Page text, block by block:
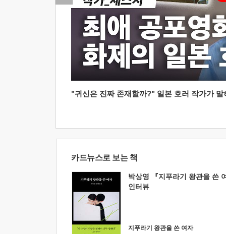
"귀신은 진짜 존재할까?" 일본 호러 작가가
카드뉴스로 보는 책
박상영 『지푸라기 왕관을 쓴
인터뷰
지푸라기 왕관을 쓴 여자